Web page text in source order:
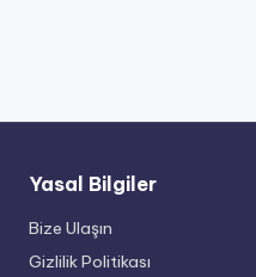
Yasal Bilgiler
Bize Ulaşın
Gizlilik Politikası